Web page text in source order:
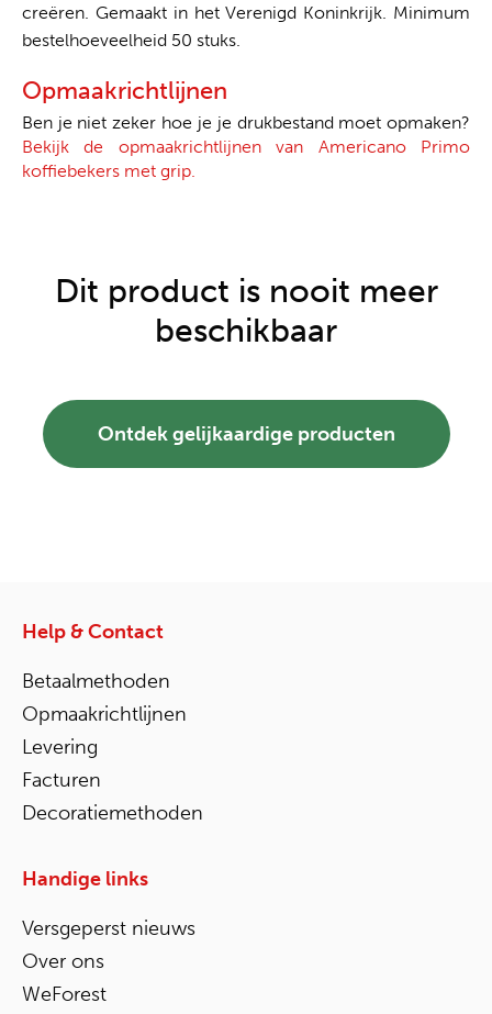
creëren. Gemaakt in het Verenigd Koninkrijk. Minimum
bestelhoeveelheid 50 stuks.
Opmaakrichtlijnen
Ben je niet zeker hoe je je drukbestand moet opmaken?
Bekijk de opmaakrichtlijnen van Americano Primo
koffiebekers met grip.
Dit product is nooit meer
beschikbaar
Ontdek gelijkaardige producten
Help & Contact
Betaalmethoden
Opmaakrichtlijnen
Levering
Facturen
Decoratiemethoden
Handige links
Versgeperst nieuws
Over ons
WeForest